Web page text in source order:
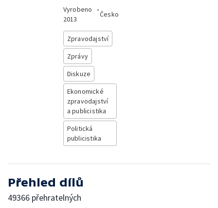
Vyrobeno
2013
•
Česko
Zpravodajství
Zprávy
Diskuze
Ekonomické
zpravodajství
a publicistika
Politická
publicistika
Přehled dílů
49366 přehratelných